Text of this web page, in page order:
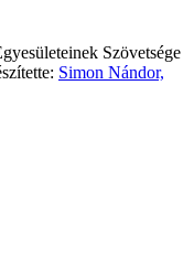
Szövetsége
Simon Nándor,